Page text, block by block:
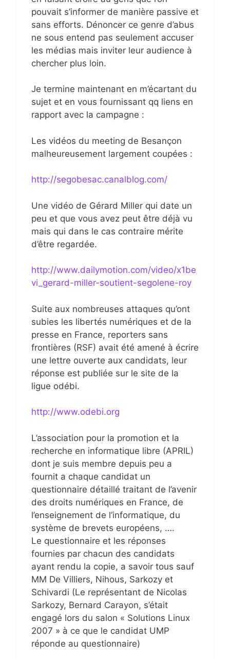
pouvait s’informer de manière passive et
sans efforts. Dénoncer ce genre d’abus
ne sous entend pas seulement accuser
les médias mais inviter leur audience à
chercher plus loin.
Je termine maintenant en m’écartant du
sujet et en vous fournissant qq liens en
rapport avec la campagne :
Les vidéos du meeting de Besançon
malheureusement largement coupées :
http://segobesac.canalblog.com/
Une vidéo de Gérard Miller qui date un
peu et que vous avez peut être déjà vu
mais qui dans le cas contraire mérite
d’être regardée.
http://www.dailymotion.com/video/x1be
vi_gerard-miller-soutient-segolene-roy
Suite aux nombreuses attaques qu’ont
subies les libertés numériques et de la
presse en France, reporters sans
frontières (RSF) avait été amené à écrire
une lettre ouverte aux candidats, leur
réponse est publiée sur le site de la
ligue odébi.
http://www.odebi.org
L’association pour la promotion et la
recherche en informatique libre (APRIL)
dont je suis membre depuis peu a
fournit a chaque candidat un
questionnaire détaillé traitant de l’avenir
des droits numériques en France, de
l’enseignement de l’informatique, du
système de brevets européens, ….
Le questionnaire et les réponses
fournies par chacun des candidats
ayant rendu la copie, a savoir tous sauf
MM De Villiers, Nihous, Sarkozy et
Schivardi (Le représentant de Nicolas
Sarkozy, Bernard Carayon, s’était
engagé lors du salon « Solutions Linux
2007 » à ce que le candidat UMP
réponde au questionnaire)